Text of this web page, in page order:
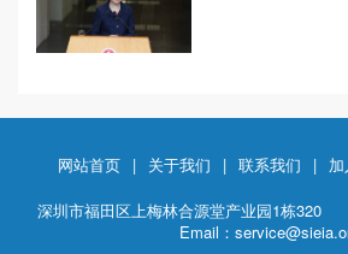
网站首页 | 关于我们 | 联系我们 |
深圳市福田区上梅林合源堂产业园1栋320
Email：